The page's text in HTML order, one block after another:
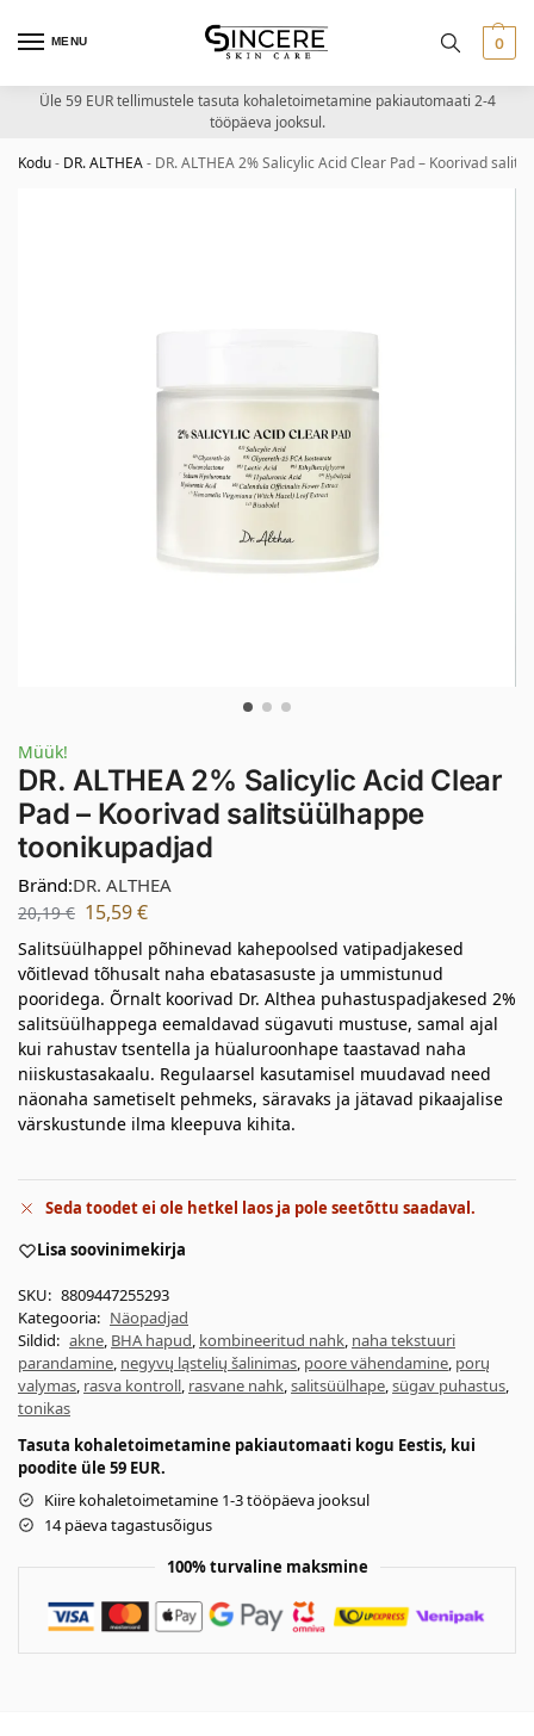
MENU 0
Üle 59 EUR tellimustele tasuta kohaletoimetamine pakiautomaati 2-4
tööpäeva jooksul.
Kodu- DR. ALTHEA- DR. ALTHEA 2% Salicylic Acid Clear Pad – Koorivad
Müük!
DR. ALTHEA 2% Salicylic Acid Clear
Pad – Koorivad salitsüülhappe
toonikupadjad
Bränd:DR. ALTHEA
20,19€ 15,59€
Salitsüülhappel põhinevad kahepoolsed vatipadjakesed
võitlevad tõhusalt naha ebatasasuste ja ummistunud
pooridega. Õrnalt koorivad Dr. Althea puhastuspadjakesed 2%
salitsüülhappega eemaldavad sügavuti mustuse, samal ajal
kui rahustav tsentella ja hüaluroonhape taastavad naha
niiskustasakaalu. Regulaarsel kasutamisel muudavad need
näonaha sametiselt pehmeks, säravaks ja jätavad pikaajalise
värskustunde ilma kleepuva kihita.
Seda toodet ei ole hetkel laos ja pole seetõttu saadaval.
Lisa soovinimekirja
SKU: 8809447255293
Kategooria: Näopadjad
Sildid: akne, BHA hapud, kombineeritud nahk, naha tekstuuri
parandamine, negyvų ląstelių šalinimas, poore vähendamine, porų
valymas, rasva kontroll, rasvane nahk,salitsüülhape,sügav puhastus,
tonikas
Tasuta kohaletoimetamine pakiautomaati kogu Eestis, kui
poodite üle 59 EUR.
Kiire kohaletoimetamine 1-3 tööpäeva jooksul
14 päeva tagastusõigus
100% turvaline maksmine